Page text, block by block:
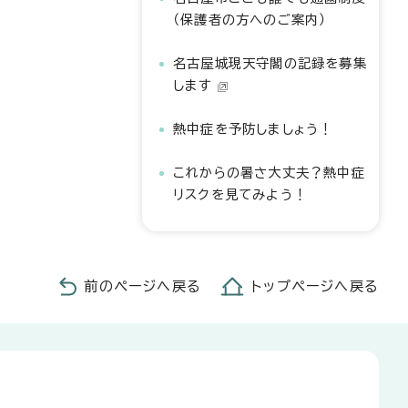
（保護者の方へのご案内）
名古屋城現天守閣の記録を募集
します
熱中症を予防しましょう！
これからの暑さ大丈夫？熱中症
リスクを見てみよう！
前のページへ戻る トップページへ戻る